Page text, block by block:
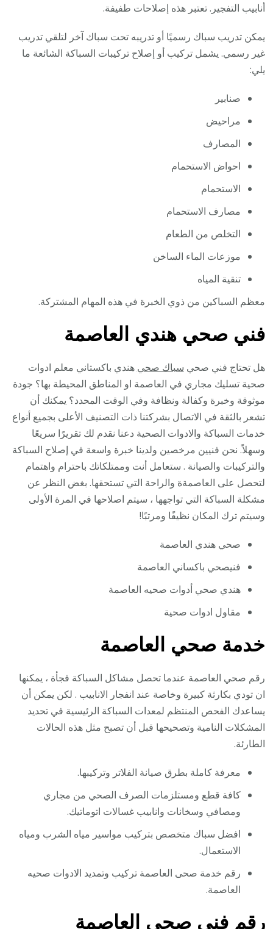
أنابيب التفجير. تعتبر هذه إصلاحات طفيفة.
يمكن تدريب سباك رسميًا أو تدريبه تحت سباك آخر لتلقي تدريب
غير رسمي. يشمل تركيب أو إصلاح تركيبات السباكة الشائعة ما
يلي:
صنابير
مراحيض
المصارف
احواض الاستحمام
الاستحمام
مصارف الاستحمام
التخلص من الطعام
موزعات الماء الساخن
تنقية المياه
معظم السباكين من ذوي الخبرة في هذه المهام المشتركة.
فني صحي هندي العاصمة
هل تحتاج فني صحي سباك صحي هندي باكستاني معلم ادوات
صحية تسليك مجاري في العاصمة او المناطق المحيطة بها؟ جودة
موثوقة وخبرة وكفالة ونظافة وفي الوقت المحدد؟ يمكنك أن
تشعر بالثقة في الاتصال بشركتنا ذات التصنيف الأعلى بجميع أنواع
خدمات السباكة والادوات الصحية دعنا نقدم لك تقريرًا سريعًا
وسهلاً. نحن فنيين مرخصين ولدينا خبرة واسعة في إصلاح السباكة
والتركيبات والصيانة . ستعامل أنت وممتلكاتك باحترام واهتمام
لتحصل على العاصمةة والراحة التي تستحقها. بغض النظر عن
مشكلة السباكة التي تواجهها ، سيتم اصلاحها في المرة الأولى
وسيتم ترك المكان نظيفًا ومرتبًا!
صحي هندي العاصمة
فنيصحي باكساني العاصمة
هندي صحي أدوات صحيه العاصمة
مقاول ادوات صحية
خدمة صحي العاصمة
رقم صحي العاصمة عندما تحصل مشاكل السباكة فجأة ، يمكنها
ان تودي بكارثة كبيرة وخاصة عند انفجار الانابيب . لكن يمكن أن
يساعدك الفحص المنتظم لمعدات السباكة الرئيسية في تحديد
المشكلات النامية وتصحيحها قبل أن تصبح مثل هذه الحالات
الطارئة.
معرفة كاملة بطرق صيانة الفلاتر وتركيبها.
كافة قطع ومستلزمات الصرف الصحي من مجاري
ومصافي وسخانات وانابيب غسالات اتوماتيك.
افضل سباك متخصص بتركيب مواسير مياه الشرب ومياه
الاستعمال.
رقم خدمة صحى العاصمة تركيب وتمديد الادوات صحيه
العاصمة.
رقم فني صحي العاصمة